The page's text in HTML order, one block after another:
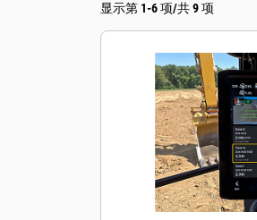
显示第 1-6 项/共 9 项